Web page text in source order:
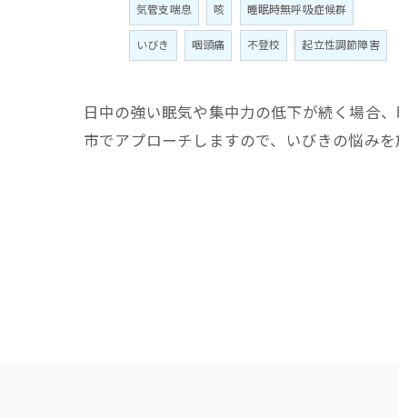
気管支喘息
咳
睡眠時無呼吸症候群
いびき
咽頭痛 不登校 起立性調節障害
日中の強い眠気や集中力の低下が続く場合
市でアプローチしますので、いびきの悩み